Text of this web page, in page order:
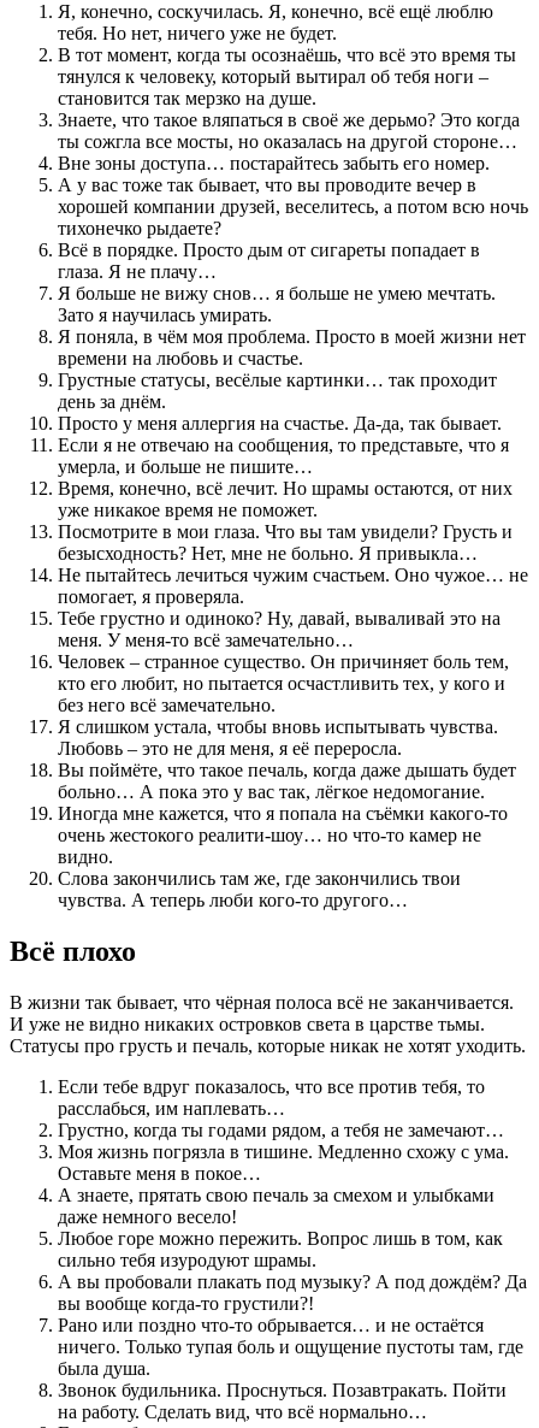
Я, конечно, соскучилась. Я, конечно, всё ещё люблю
тебя. Но нет, ничего уже не будет.
В тот момент, когда ты осознаёшь, что всё это время ты
тянулся к человеку, который вытирал об тебя ноги –
становится так мерзко на душе.
Знаете, что такое вляпаться в своё же дерьмо? Это когда
ты сожгла все мосты, но оказалась на другой стороне…
Вне зоны доступа… постарайтесь забыть его номер.
А у вас тоже так бывает, что вы проводите вечер в
хорошей компании друзей, веселитесь, а потом всю ночь
тихонечко рыдаете?
Всё в порядке. Просто дым от сигареты попадает в
глаза. Я не плачу…
Я больше не вижу снов… я больше не умею мечтать.
Зато я научилась умирать.
Я поняла, в чём моя проблема. Просто в моей жизни нет
времени на любовь и счастье.
Грустные статусы, весёлые картинки… так проходит
день за днём.
Просто у меня аллергия на счастье. Да-да, так бывает.
Если я не отвечаю на сообщения, то представьте, что я
умерла, и больше не пишите…
Время, конечно, всё лечит. Но шрамы остаются, от них
уже никакое время не поможет.
Посмотрите в мои глаза. Что вы там увидели? Грусть и
безысходность? Нет, мне не больно. Я привыкла…
Не пытайтесь лечиться чужим счастьем. Оно чужое… не
помогает, я проверяла.
Тебе грустно и одиноко? Ну, давай, вываливай это на
меня. У меня-то всё замечательно…
Человек – странное существо. Он причиняет боль тем,
кто его любит, но пытается осчастливить тех, у кого и
без него всё замечательно.
Я слишком устала, чтобы вновь испытывать чувства.
Любовь – это не для меня, я её переросла.
Вы поймёте, что такое печаль, когда даже дышать будет
больно… А пока это у вас так, лёгкое недомогание.
Иногда мне кажется, что я попала на съёмки какого-то
очень жестокого реалити-шоу… но что-то камер не
видно.
Слова закончились там же, где закончились твои
чувства. А теперь люби кого-то другого…
Всё плохо
В жизни так бывает, что чёрная полоса всё не заканчивается.
И уже не видно никаких островков света в царстве тьмы.
Статусы про грусть и печаль, которые никак не хотят уходить.
Если тебе вдруг показалось, что все против тебя, то
расслабься, им наплевать…
Грустно, когда ты годами рядом, а тебя не замечают…
Моя жизнь погрязла в тишине. Медленно схожу с ума.
Оставьте меня в покое…
А знаете, прятать свою печаль за смехом и улыбками
даже немного весело!
Любое горе можно пережить. Вопрос лишь в том, как
сильно тебя изуродуют шрамы.
А вы пробовали плакать под музыку? А под дождём? Да
вы вообще когда-то грустили?!
Рано или поздно что-то обрывается… и не остаётся
ничего. Только тупая боль и ощущение пустоты там, где
была душа.
Звонок будильника. Проснуться. Позавтракать. Пойти
на работу. Сделать вид, что всё нормально…